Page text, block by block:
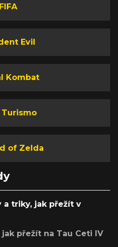
FIFA
Evil
Kombat
Turismo
of Zelda
a triky, jak přežít v
přežít na Tau Ceti IV